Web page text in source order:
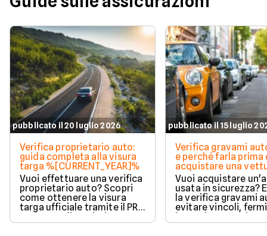
pubblicato il 20 luglio 2026
Verifica proprietario auto:
guida completa alla visura
targa %[CURRENT_YEAR]%
Vuoi effettuare una verifica
proprietario auto? Scopri
come ottenere la visura
targa ufficiale tramite il PRA
per controllare dati e
vincoli in totale sicurezza.
pubblicato il 15 luglio
Verifica gravami
e perché farla prima
acquistare una
Vuoi acquistare
usata in sicurezza?
la verifica gravami
evitare vincoli,
ipoteche. Scopri
tutelare il tuo